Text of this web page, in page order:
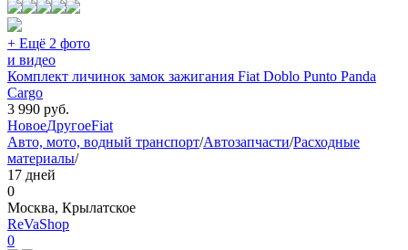
+ Ещё 2 фото
и видео
Комплект личинок замок зажигания Fiat Doblo Punto Panda
Cargo
3 990 руб.
НовоеДругоеFiat
Авто, мото, водный транспорт/Автозапчасти/Расходные
материалы/
17 дней
0
Москва, Крылатское
ReVaShop
0